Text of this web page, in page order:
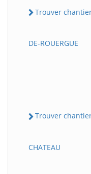
Trouver
DE-ROUERGUE
Trouver
CHATEAU